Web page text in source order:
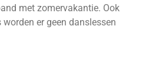
met zomervakantie. Ook
er geen danslessen